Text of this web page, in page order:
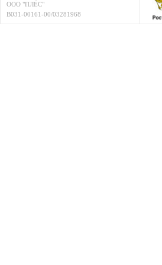
ООО "ПЛЁС"
В031-00161-00/03281968